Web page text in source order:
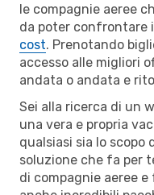
le compagnie aeree
da poter confrontare
cost. Prenotando
accesso alle migliori
andata o andata e
Sei alla ricerca di un
una vera e propria
qualsiasi sia lo scopo
soluzione che fa per
di compagnie aeree